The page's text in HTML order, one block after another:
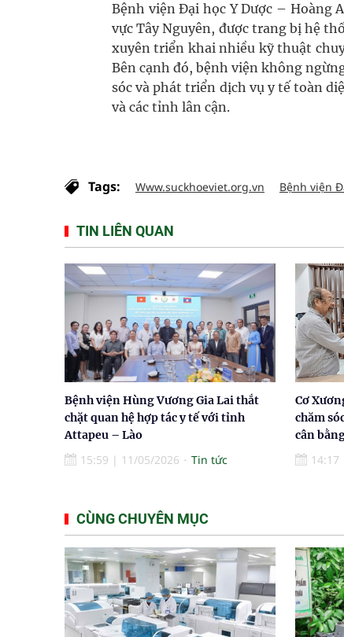
Bệnh viện Đại học Y Dược – Hoàng
vực Tây Nguyên, được trang bị hệ
xuyên triển khai nhiều kỹ thuật
Bên cạnh đó, bệnh viện không
sóc và phát triển dịch vụ y tế toàn
và các tỉnh lân cận.
Tags: Www.suckhoeviet.org.vn Bệnh viện
TIN LIÊN QUAN
Bệnh viện Hùng Vương Gia Lai thắt
chặt quan hệ hợp tác y tế với tỉnh
Attapeu – Lào
15:59 | 11/05/2026 Tin tức
Cơ
chăm
cân
14:17
CÙNG CHUYÊN MỤC